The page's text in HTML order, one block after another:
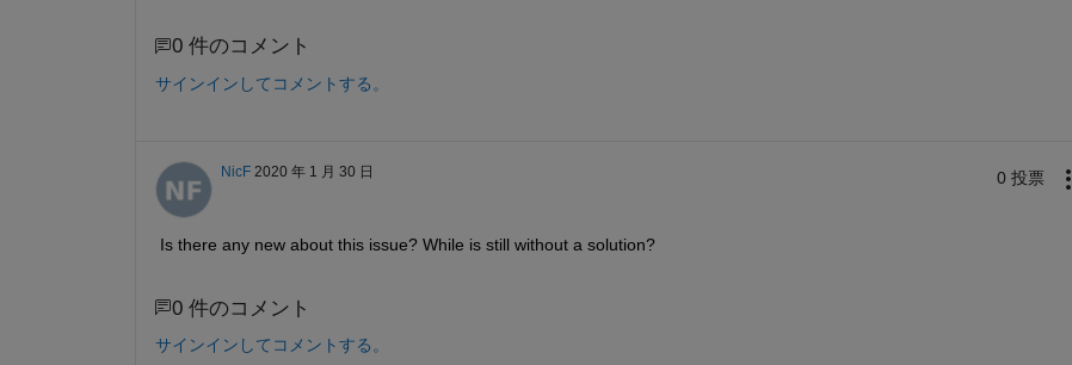
0 件のコメント
サインインしてコメントする。
NicF 2020 年 1 月 30 日 0 投票
Is there any new about this issue? While is still without a solution?
0 件のコメント
サインインしてコメントする。